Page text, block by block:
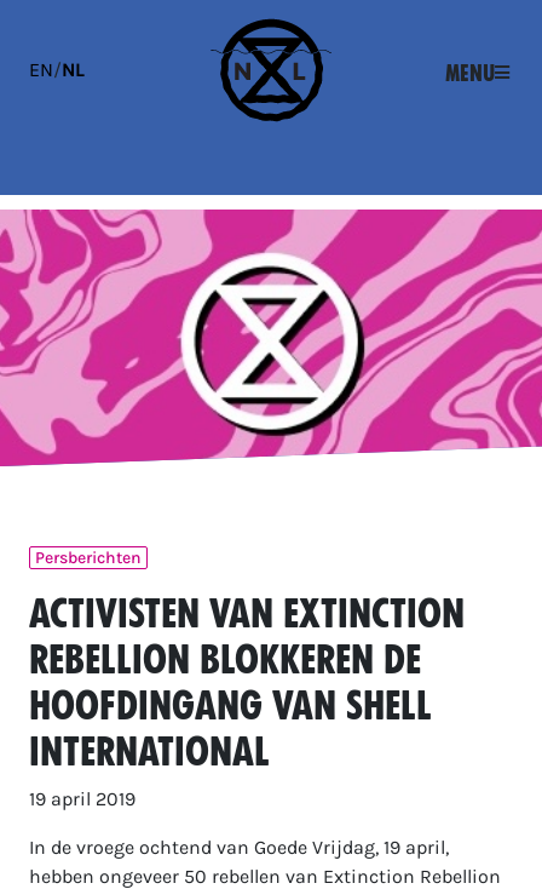
EN/NL Menu
Persberichten
Activisten van Extinction
Rebellion blokkeren de
hoofdingang van Shell
International
19 april 2019
In de vroege ochtend van Goede Vrijdag, 19 april,
hebben ongeveer 50 rebellen van Extinction Rebellion